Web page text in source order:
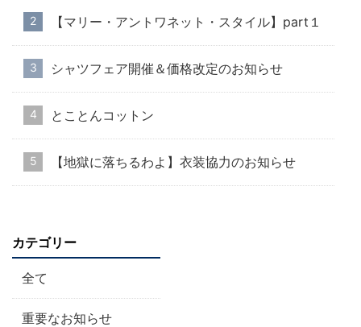
【マリー・アントワネット・スタイル】part１
シャツフェア開催＆価格改定のお知らせ
とことんコットン
【地獄に落ちるわよ】衣装協力のお知らせ
カテゴリー
全て
重要なお知らせ